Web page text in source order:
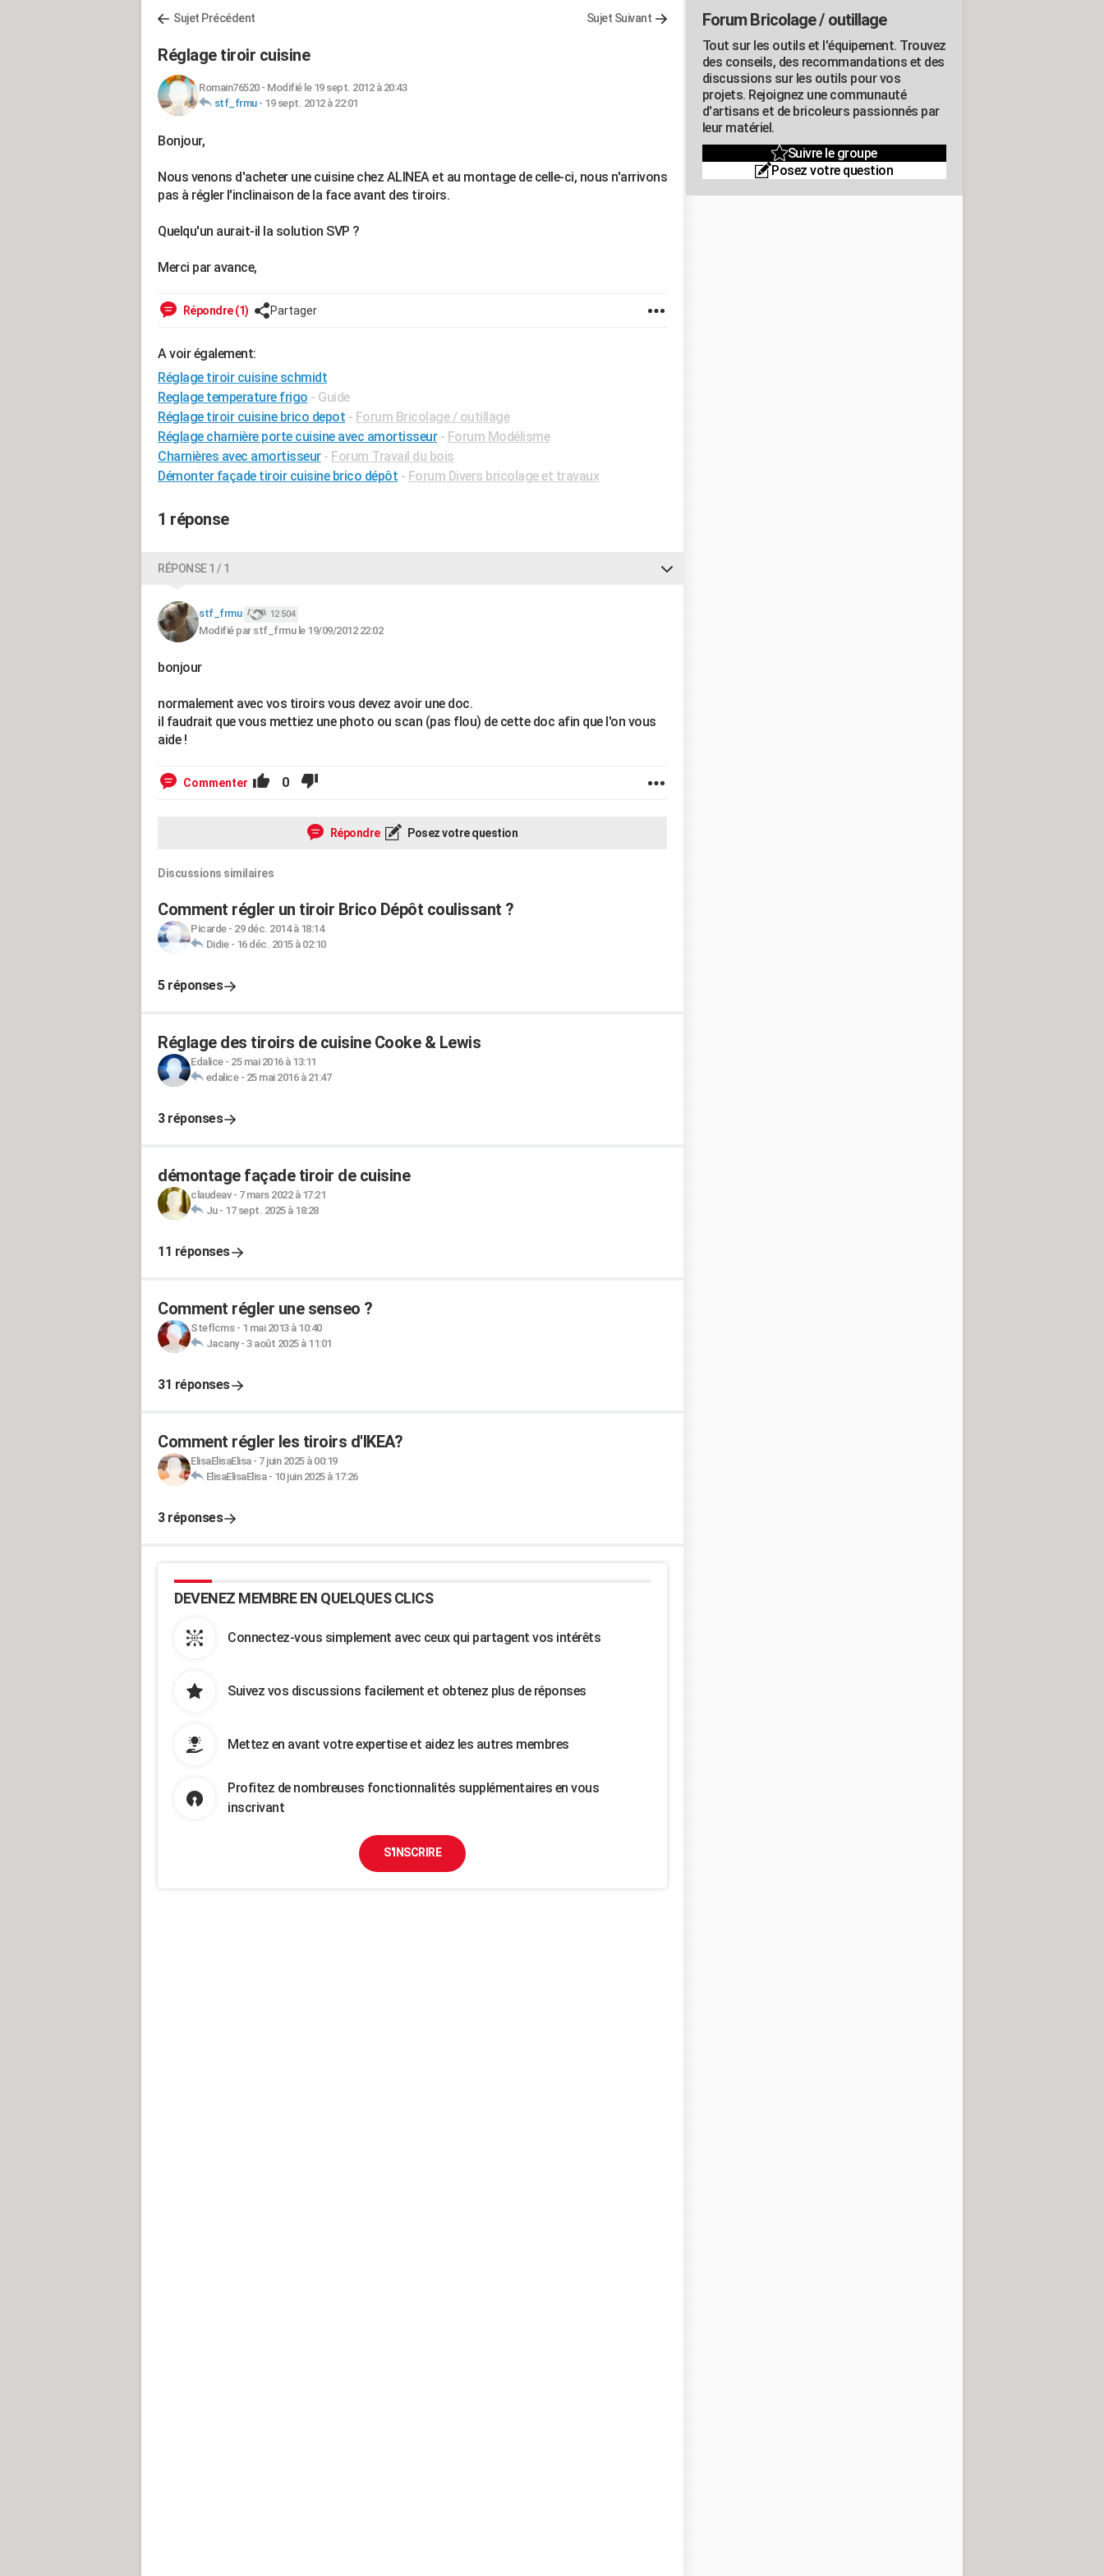
Sujet Précédent Sujet Suivant
Réglage tiroir cuisine
Romain76520- Modifié le 19 sept. 2012 à 20:43
stf_frmu- 19 sept. 2012 à 22:01
Bonjour,
Nous venons d'acheter une cuisine chez ALINEA et au montage de celle-ci, nous n'arrivons
pas à régler l'inclinaison de la face avant des tiroirs.
Quelqu'un aurait-il la solution SVP ?
Merci par avance,
Répondre (1) Partager
A voir également:
Réglage tiroir cuisine schmidt
Reglage temperature frigo - Guide
Réglage tiroir cuisine brico depot - Forum Bricolage / outillage
Réglage charnière porte cuisine avec amortisseur - Forum Modélisme
Charnières avec amortisseur - Forum Travail du bois
Démonter façade tiroir cuisine brico dépôt - Forum Divers bricolage et travaux
1 réponse
RÉPONSE 1 / 1
stf_frmu 12 504
Modifié par stf_frmu le 19/09/2012 22:02
bonjour
normalement avec vos tiroirs vous devez avoir une doc.
il faudrait que vous mettiez une photo ou scan (pas flou) de cette doc afin que l'on vous
aide !
Commenter 0
Répondre Posez votre question
Discussions similaires
Comment régler un tiroir Brico Dépôt coulissant ?
Picarde- 29 déc. 2014 à 18:14
Didie- 16 déc. 2015 à 02:10
5 réponses
Réglage des tiroirs de cuisine Cooke & Lewis
Edalice- 25 mai 2016 à 13:11
edalice- 25 mai 2016 à 21:47
3 réponses
démontage façade tiroir de cuisine
claudeav- 7 mars 2022 à 17:21
Ju- 17 sept. 2025 à 18:28
11 réponses
Comment régler une senseo ?
Steflcms- 1 mai 2013 à 10:40
Jacany- 3 août 2025 à 11:01
31 réponses
Comment régler les tiroirs d'IKEA?
ElisaElisaElisa- 7 juin 2025 à 00:19
ElisaElisaElisa- 10 juin 2025 à 17:26
3 réponses
DEVENEZ MEMBRE EN QUELQUES CLICS
Connectez-vous simplement avec ceux qui partagent vos intérêts
Suivez vos discussions facilement et obtenez plus de réponses
Mettez en avant votre expertise et aidez les autres membres
Profitez de nombreuses fonctionnalités supplémentaires en vous
inscrivant
S'INSCRIRE
Forum Bricolage / outillage
Tout sur les outils et l'équipement. Trouvez
des conseils, des recommandations et des
discussions sur les outils pour vos
projets. Rejoignez une communauté
d'artisans et de bricoleurs passionnés par
leur matériel.
Suivre le groupe
Posez votre question